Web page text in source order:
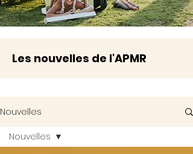
Les nouvelles de l'APMR
Nouvelles
Nouvelles